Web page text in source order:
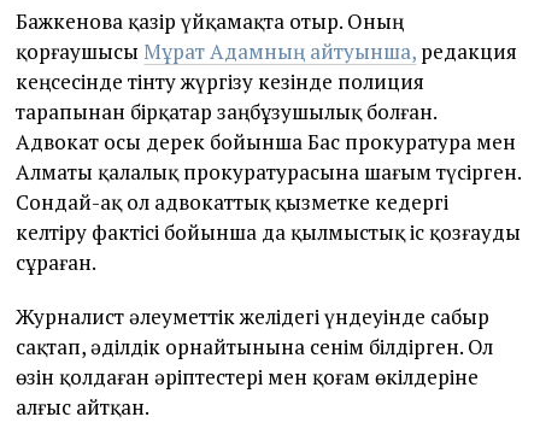
Бажкенова қазір үйқамақта отыр. Оның
қорғаушысыМұрат Адамның айтуынша, редакция
кеңсесінде тінту жүргізу кезінде полиция
тарапынан бірқатар заңбұзушылық болған.
Адвокат осы дерек бойынша Бас прокуратура мен
Алматы қалалық прокуратурасына шағым түсірген.
Сондай-ақ ол адвокаттық қызметке кедергі
келтіру фактісі бойынша да қылмыстық іс қозғауды
сұраған.
Журналист әлеуметтік желідегі үндеуінде сабыр
сақтап, әділдік орнайтынына сенім білдірген. Ол
өзін қолдаған әріптестері мен қоғам өкілдеріне
алғыс айтқан.